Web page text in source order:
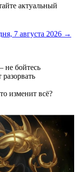
актуальный
7 августа 2026 →
не бойтесь
изменит всё?